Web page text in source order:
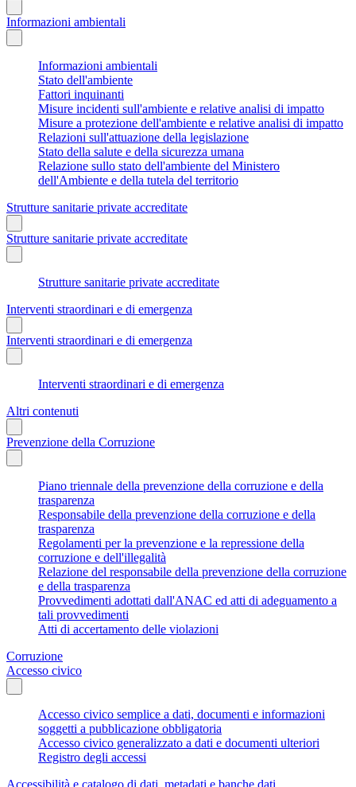
Informazioni ambientali
Informazioni ambientali
Stato dell'ambiente
Fattori inquinanti
Misure incidenti sull'ambiente e relative analisi di impatto
Misure a protezione dell'ambiente e relative analisi di impatto
Relazioni sull'attuazione della legislazione
Stato della salute e della sicurezza umana
Relazione sullo stato dell'ambiente del Ministero
dell'Ambiente e della tutela del territorio
Strutture sanitarie private accreditate
Strutture sanitarie private accreditate
Strutture sanitarie private accreditate
Interventi straordinari e di emergenza
Interventi straordinari e di emergenza
Interventi straordinari e di emergenza
Altri contenuti
Prevenzione della Corruzione
Piano triennale della prevenzione della corruzione e della
trasparenza
Responsabile della prevenzione della corruzione e della
trasparenza
Regolamenti per la prevenzione e la repressione della
corruzione e dell'illegalità
Relazione del responsabile della prevenzione della corruzione
e della trasparenza
Provvedimenti adottati dall'ANAC ed atti di adeguamento a
tali provvedimenti
Atti di accertamento delle violazioni
Corruzione
Accesso civico
Accesso civico semplice a dati, documenti e informazioni
soggetti a pubblicazione obbligatoria
Accesso civico generalizzato a dati e documenti ulteriori
Registro degli accessi
Accessibilità e catalogo di dati, metadati e banche dati